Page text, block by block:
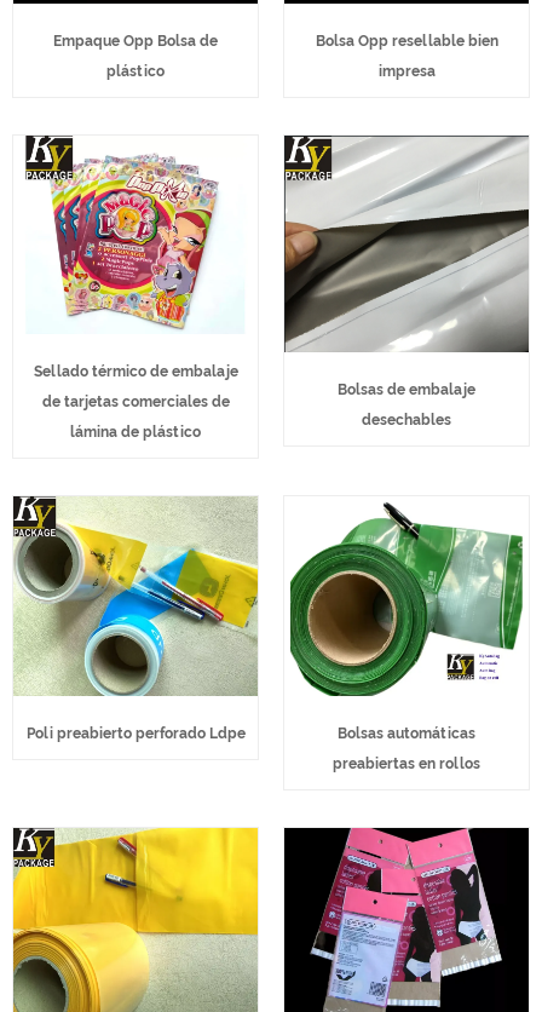
Empaque Opp Bolsa de
plástico
Bolsa Opp resellable bien
impresa
Sellado térmico de embalaje
de tarjetas comerciales de
lámina de plástico
Bolsas de embalaje
desechables
Poli preabierto perforado Ldpe
Bolsas automáticas
preabiertas en rollos